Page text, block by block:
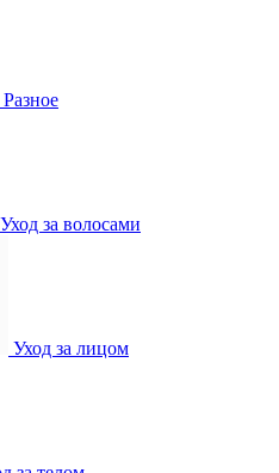
Разное
Уход за волосами
Уход за лицом